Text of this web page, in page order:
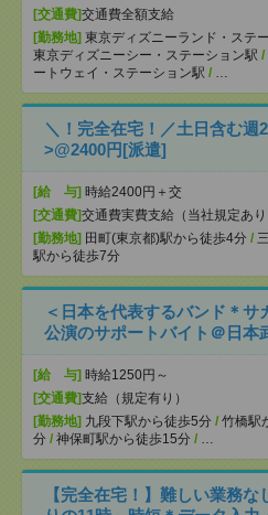
[交通費]交通費全額支給
[勤務地] 東京ディズニーランド・ステ
東京ディズニーシー・ステーション駅 /
ートウェイ・ステーション駅 / …
＼！完全在宅！／土日含む週
>@2400円[派遣]
[給 与] 時給2400円＋交
[交通費]交通費実費支給（当社規定あり
[勤務地] 田町(東京都)駅から徒歩4分 /
駅から徒歩7分
＜日本を代表するバンド＊サ
公演のサポートバイト＠日本
[給 与] 時給1250円～
[交通費]支給（規定有り）
[勤務地] 九段下駅から徒歩5分 / 竹橋駅
分 / 神保町駅から徒歩15分 / …
【完全在宅！】難しい業務な